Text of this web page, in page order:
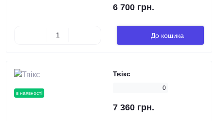
6 700 грн.
До кошика
в наявності
Твікс
0
7 360 грн.